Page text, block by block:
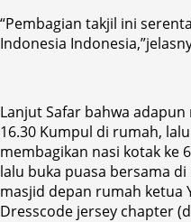
“Pembagian takjil ini
Indonesia
Lanjut Safar bahwa
16.30 Kumpul di rumah,
membagikan nasi kotak ke
lalu buka puasa bersama
masjid depan rumah ketua
Dresscode jersey chapter